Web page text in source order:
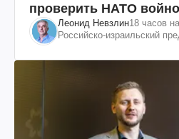
проверить НАТО
Леонид Невзлин18 часов
Российско-израильский
"ЮКОСа"